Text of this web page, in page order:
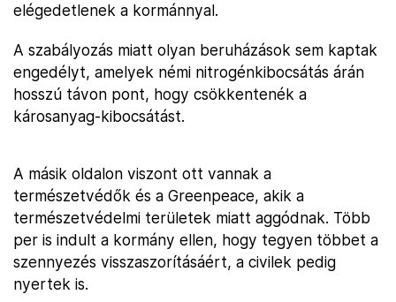
elégedetlenek a kormánnyal.
A szabályozás miatt olyan beruházások sem kaptak
engedélyt, amelyek némi nitrogénkibocsátás árán
hosszú távon pont, hogy csökkentenék a
károsanyag-kibocsátást.
A másik oldalon viszont ott vannak a
természetvédők és a Greenpeace, akik a
természetvédelmi területek miatt aggódnak. Több
per is indult a kormány ellen, hogy tegyen többet a
szennyezés visszaszorításáért, a civilek pedig
nyertek is.